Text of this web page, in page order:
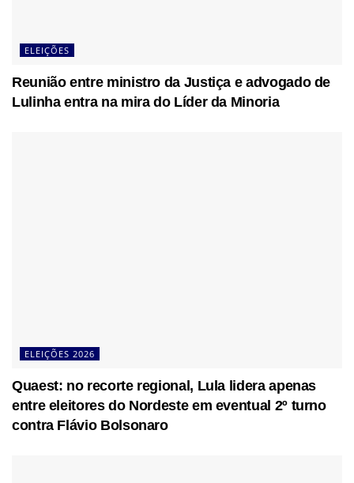
ELEIÇÕES
Reunião entre ministro da Justiça e advogado de
Lulinha entra na mira do Líder da Minoria
ELEIÇÕES 2026
Quaest: no recorte regional, Lula lidera apenas
entre eleitores do Nordeste em eventual 2º turno
contra Flávio Bolsonaro